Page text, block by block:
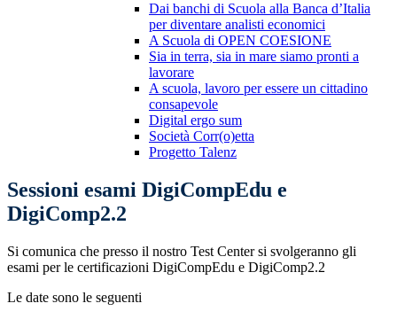
Dai banchi di Scuola alla Banca d’Italia
per diventare analisti economici
A Scuola di OPEN COESIONE
Sia in terra, sia in mare siamo pronti a
lavorare
A scuola, lavoro per essere un cittadino
consapevole
Digital ergo sum
Società Corr(o)etta
Progetto Talenz
Sessioni esami DigiCompEdu e
DigiComp2.2
Si comunica che presso il nostro Test Center si svolgeranno gli
esami per le certificazioni DigiCompEdu e DigiComp2.2
Le date sono le seguenti